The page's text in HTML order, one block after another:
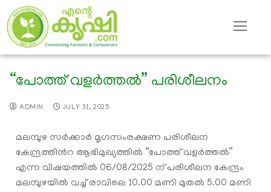
“പോത്ത് വളർത്തൽ” പരിശീലനം
ADMIN JULY 31, 2025
മലമ്പുഴ സർക്കാർ മൃഗസംരക്ഷണ പരിശീലന
കേന്ദ്രത്തിൻറ ആഭിമുഖ്യത്തിൽ “പോത്ത് വളർത്തൽ”
എന്ന വിഷയത്തിൽ 06/08/2025 ന് പരിശീലന കേന്ദ്രം
മലമ്പുഴയിൽ വച്ച് രാവിലെ 10.00 മണി മുതൽ 5.00 മണി